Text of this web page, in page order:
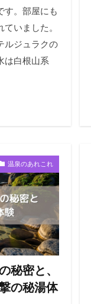
す。部屋にも
いました。
ルジュラクの
は白根山系
温泉のあれこれ
秘密と、
の秘湯体